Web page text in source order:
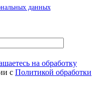
данных
на обработку
с Политикой обработки